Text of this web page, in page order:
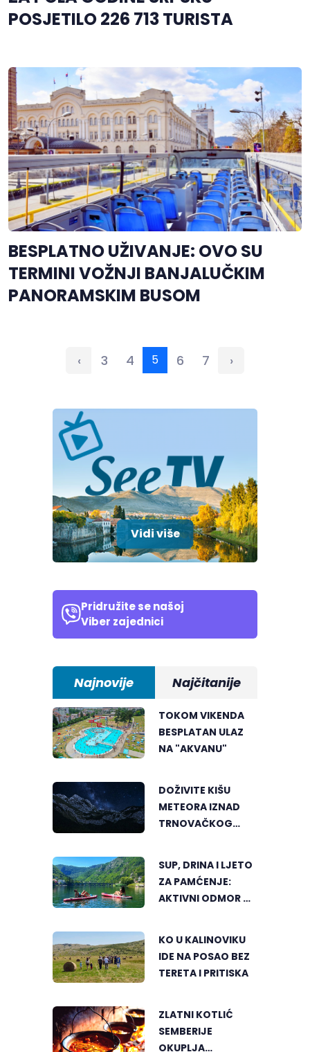
POSJETILO 226 713 TURISTA
BESPLATNO UŽIVANJE: OVO SU
TERMINI VOŽNJI BANJALUČKIM
PANORAMSKIM BUSOM
‹ 3 4 5 6 7 ›
Vidi više
Pridružite se našoj
Viber zajednici
Najnovije Najčitanije
TOKOM VIKENDA
BESPLATAN ULAZ
NA "AKVANU"
DOŽIVITE KIŠU
METEORA IZNAD
TRNOVAČKOG
SUP, DRINA I LJETO
ZA PAMĆENJE:
AKTIVNI ODMOR U
KO U KALINOVIKU
IDE NA POSAO BEZ
TERETA I PRITISKA
ZLATNI KOTLIĆ
SEMBERIJE
OKUPLJA